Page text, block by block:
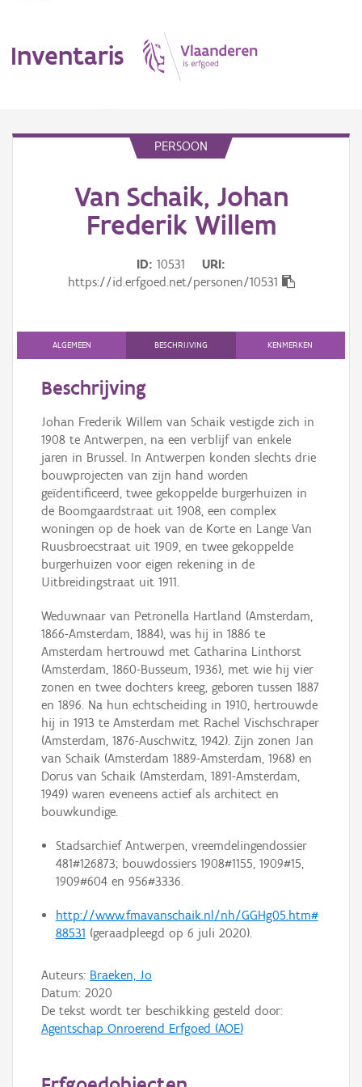
Inventaris
Erfgoedobject
Aanduidingsobject
Hergebruik
Aanmelden
PERSOON
Van Schaik, Johan
Frederik Willem
ID 10531
URI
https://id.erfgoed.net/personen/10531
ALGEMEEN BESCHRIJVING KENMERKEN
Beschrijving
Johan Frederik Willem van Schaik vestigde zich in
1908 te Antwerpen, na een verblijf van enkele
jaren in Brussel. In Antwerpen konden slechts drie
bouwprojecten van zijn hand worden
geïdentificeerd, twee gekoppelde burgerhuizen in
de Boomgaardstraat uit 1908, een complex
woningen op de hoek van de Korte en Lange Van
Ruusbroecstraat uit 1909, en twee gekoppelde
burgerhuizen voor eigen rekening in de
Uitbreidingstraat uit 1911.
Weduwnaar van Petronella Hartland (Amsterdam,
1866-Amsterdam, 1884), was hij in 1886 te
Amsterdam hertrouwd met Catharina Linthorst
(Amsterdam, 1860-Busseum, 1936), met wie hij vier
zonen en twee dochters kreeg, geboren tussen 1887
en 1896. Na hun echtscheiding in 1910, hertrouwde
hij in 1913 te Amsterdam met Rachel Vischschraper
(Amsterdam, 1876-Auschwitz, 1942). Zijn zonen Jan
van Schaik (Amsterdam 1889-Amsterdam, 1968) en
Dorus van Schaik (Amsterdam, 1891-Amsterdam,
1949) waren eveneens actief als architect en
bouwkundige.
Stadsarchief Antwerpen, vreemdelingendossier
481#126873; bouwdossiers 1908#1155, 1909#15,
1909#604 en 956#3336.
http://www.fmavanschaik.nl/nh/GGHg05.htm#
88531 (geraadpleegd op 6 juli 2020).
Auteurs: Braeken, Jo
Datum: 2020
De tekst wordt ter beschikking gesteld door:
Agentschap Onroerend Erfgoed (AOE)